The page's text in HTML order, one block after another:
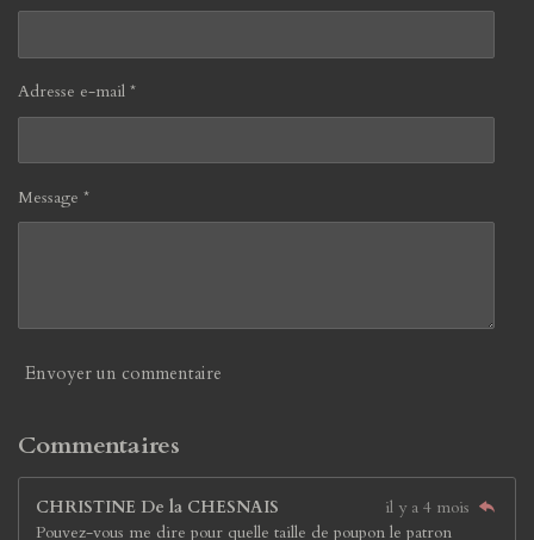
Adresse e-mail *
Message *
Envoyer un commentaire
Commentaires
CHRISTINE De la CHESNAIS
il y a 4 mois
Pouvez-vous me dire pour quelle taille de poupon le patron